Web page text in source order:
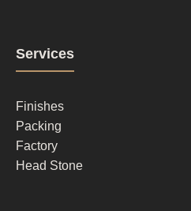
Footer
column
2
Services
Finishes
Packing
Factory
Head Stone